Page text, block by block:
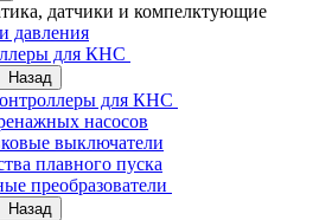
датчики и компелктующие
давления
для КНС
Назад
для КНС
насосов
выключатели
плавного пуска
преобразователи
Назад